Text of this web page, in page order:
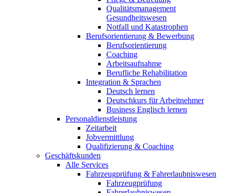
Qualitätsmanagement
Gesundheitswesen
Notfall und Katastrophen
Berufsorientierung & Bewerbung
Berufsorientierung
Coaching
Arbeitsaufnahme
Berufliche Rehabilitation
Integration & Sprachen
Deutsch lernen
Deutschkurs für Arbeitnehmer
Business Englisch lernen
Personaldienstleistung
Zeitarbeit
Jobvermittlung
Qualifizierung & Coaching
Geschäftskunden
Alle Services
Fahrzeugprüfung & Fahrerlaubniswesen
Fahrzeugprüfung